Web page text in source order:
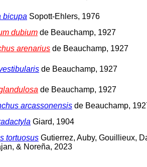
bicupa Sopott-Ehlers, 1976
dubium de Beauchamp, 1927
arenarius de Beauchamp, 1927
de Beauchamp, 1927
de Beauchamp, 1927
arcassonensis de Beauchamp,
Giard, 1904
tortuosus Gutierrez, Auby, Gouillieux,
& Noreña, 2023